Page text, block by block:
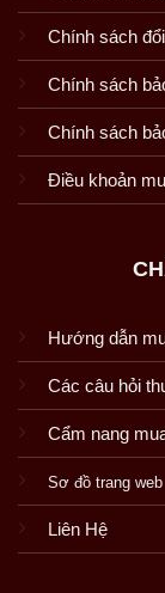
Chính sách
Chính sách
Chính sách
Điều khoản
Hướng dẫn
Các câu hỏi
Cẩm nang
Sơ đồ trang web
Liên Hệ